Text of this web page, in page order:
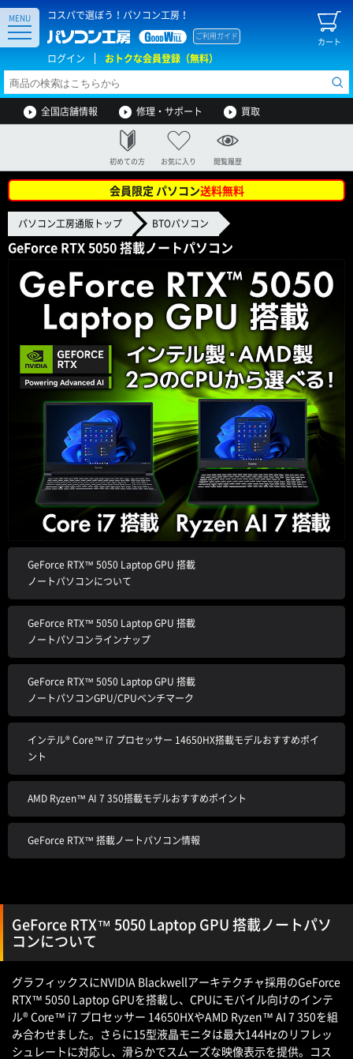
コスパで選ぼう！パソコン工房！
カート
ご利用ガイド
ログイン おトクな会員登録（無料）
MENU
全国店舗情報 修理・サポート 買取
初めての方 お気に入り 閲覧履歴
会員限定 パソコン送料無料
パソコン工房通販トップ BTOパソコン
GeForce RTX 5050 搭載ノートパソコン
GeForce RTX™ 5050 Laptop GPU 搭載
ノートパソコンについて
GeForce RTX™ 5050 Laptop GPU 搭載
ノートパソコンラインナップ
GeForce RTX™ 5050 Laptop GPU 搭載
ノートパソコンGPU/CPUベンチマーク
インテル® Core™ i7 プロセッサー 14650HX搭載モデルおすすめポイ
ント
AMD Ryzen™ AI 7 350搭載モデルおすすめポイント
GeForce RTX™ 搭載ノートパソコン情報
GeForce RTX™ 5050 Laptop GPU 搭載ノートパソ
コンについて
グラフィックスにNVIDIA Blackwellアーキテクチャ採用のGeForce
RTX™ 5050 Laptop GPUを搭載し、CPUにモバイル向けのインテ
ル® Core™ i7 プロセッサー 14650HXやAMD Ryzen™ AI 7 350を組
み合わせました。さらに15型液晶モニタは最大144Hzのリフレッ
シュレートに対応し、滑らかでスムーズな映像表示を提供。コス